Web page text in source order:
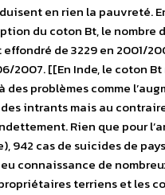
en rien la pauvreté.
du coton Bt, le nombre
effondré de 3229 en 2001/
2007. [[En Inde, le coton Bt
des problèmes comme
intrants mais au
Rien que pour
942 cas de suicides de
connaissance de
terriens et les